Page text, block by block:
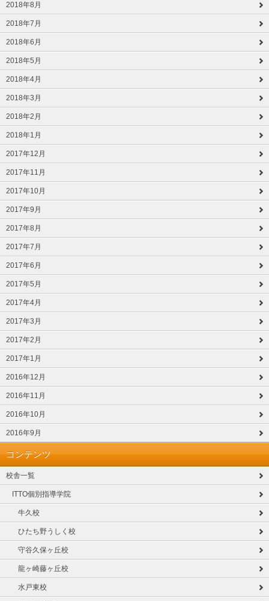
2018年8月
2018年7月
2018年6月
2018年5月
2018年4月
2018年3月
2018年2月
2018年1月
2017年12月
2017年11月
2017年10月
2017年9月
2017年8月
2017年7月
2017年6月
2017年5月
2017年4月
2017年3月
2017年2月
2017年1月
2016年12月
2016年11月
2016年10月
2016年9月
コンテンツ
校舎一覧
ITTO個別指導学院
牛久校
ひたち野うしく校
守谷久保ヶ丘校
龍ヶ崎藤ヶ丘校
水戸東校